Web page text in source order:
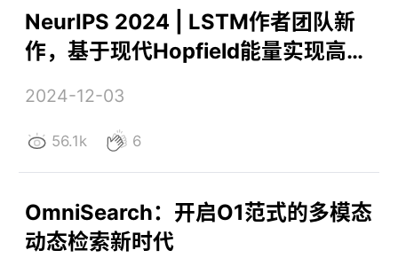
NeurIPS 2024 | LSTM作者团队新
作，基于现代Hopfield能量实现高效
2024-12-03
56.1k 6
OmniSearch：开启O1范式的多模态
动态检索新时代